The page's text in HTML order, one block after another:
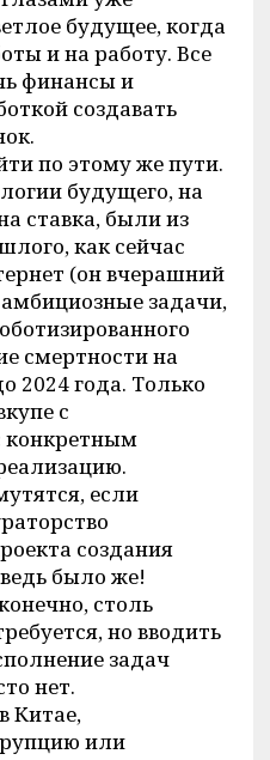
будущее, когда
и на работу. Все
финансы и
создавать
по этому же пути.
будущего, на
ставка, были из
как сейчас
(он вчерашний
задачи,
смертности на
2024 года. Только
с
конкретным
если
создания
было же!
столь
но вводить
задач
нет.
Китае,
или